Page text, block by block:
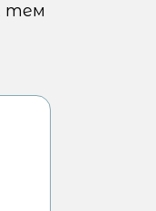
тем